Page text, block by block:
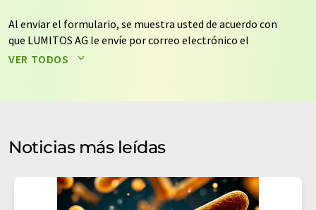
Al enviar el formulario, se muestra usted de acuerdo con
que LUMITOS AG le envíe por correo electrónico el
boletín o boletines seleccionados anteriormente. Sus
de nuestrapolítica de protección de datos. LUMITOS
electrónico a efectos publicitarios o de investigación de
mercado y opinión. Puede revocar en todo momento su
de indicar los motivos informando por correo postal a
LUMITOS AG, Ernst-Augustin-Str. 2, 12489 Berlín
VER TODOS
Noticias más leídas